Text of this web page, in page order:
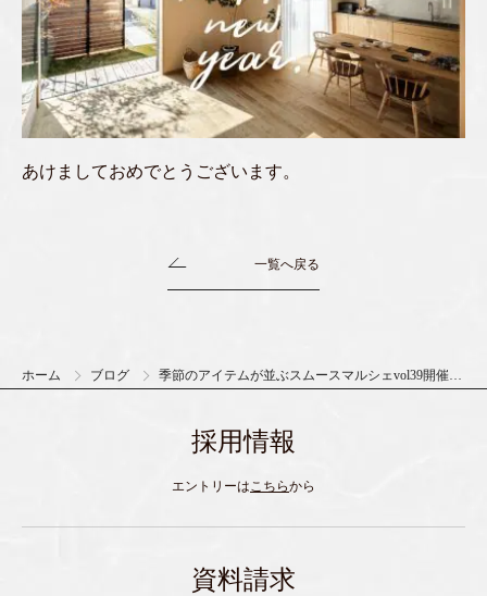
あけましておめでとうございます。
一覧へ戻る
ホーム ブログ
季節のアイテムが並ぶスムースマルシェvol39開催し
採用情報
エントリーはこちらから
資料請求